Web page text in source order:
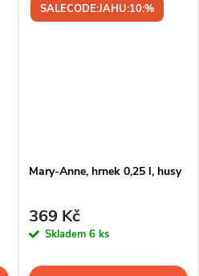
SALECODE:JAHU:10:%
Mary-Anne, hrnek 0,25 l, husy
369 Kč
Skladem 6 ks